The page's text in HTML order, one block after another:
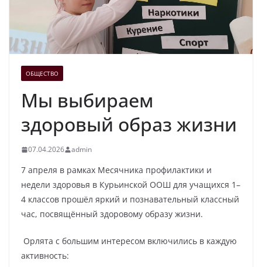
ОБЩЕСТВО
Мы выбираем
здоровый образ жизни
07.04.2026 admin
7 апреля в рамках Месячника профилактики и
недели здоровья в Курьинской ООШ для учащихся 1–
4 классов прошёл яркий и познавательный классный
час, посвящённый здоровому образу жизни.
Орлята с большим интересом включились в каждую
активность: